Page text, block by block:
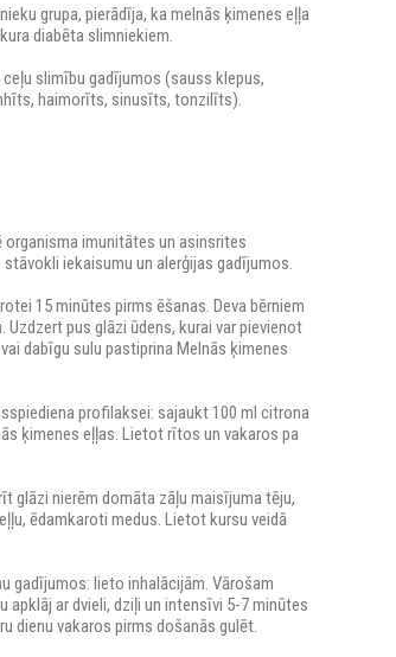
grupa, pierādīja, ka melnās ķimenes eļļa
diabēta slimniekiem.
slimību gadījumos (sauss klepus,
haimorīts, sinusīts, tonzilīts).
organisma imunitātes un asinsrites
iekaisumu un alerģijas gadījumos.
15 minūtes pirms ēšanas. Deva bērniem
Uzdzert pus glāzi ūdens, kurai var pievienot
dabīgu sulu pastiprina Melnās ķimenes
profilaksei: sajaukt 100 ml citrona
ķimenes eļļas. Lietot rītos un vakaros pa
glāzi nierēm domāta zāļu maisījuma tēju,
ēdamkaroti medus. Lietot kursu veidā
gadījumos: lieto inhalācijām. Vārošam
apklāj ar dvieli, dziļi un intensīvi 5-7 minūtes
dienu vakaros pirms došanās gulēt.